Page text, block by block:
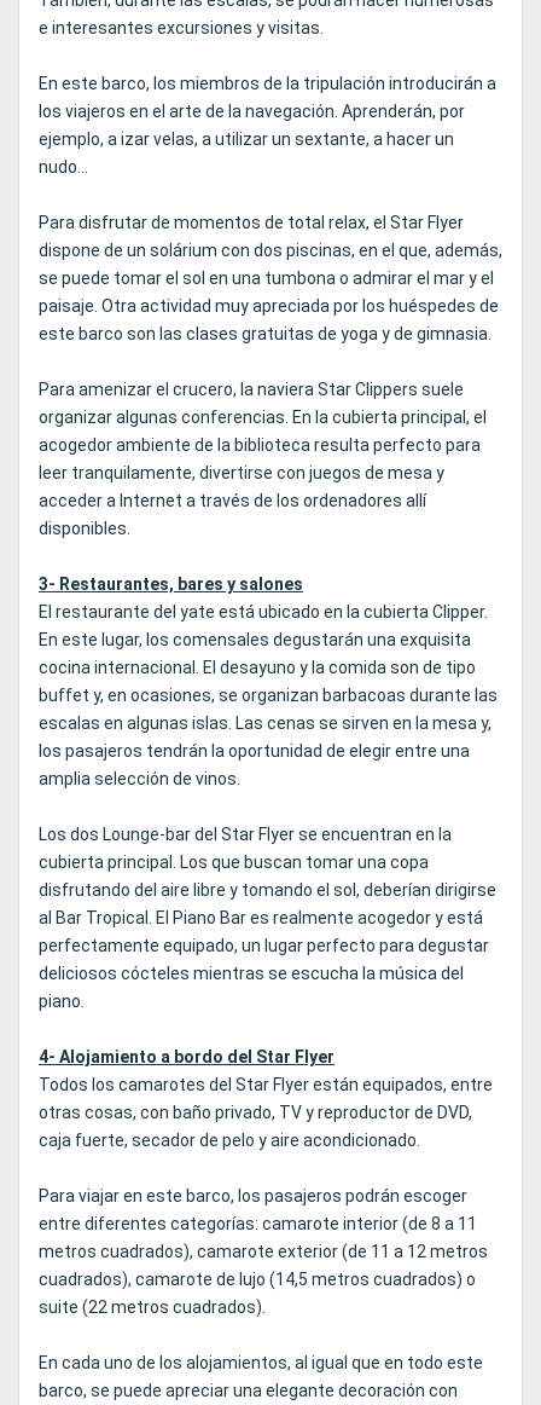
e interesantes excursiones y visitas.
En este barco, los miembros de la tripulación introducirán a
los viajeros en el arte de la navegación. Aprenderán, por
ejemplo, a izar velas, a utilizar un sextante, a hacer un
nudo...
Para disfrutar de momentos de total relax, el Star Flyer
dispone de un solárium con dos piscinas, en el que, además,
se puede tomar el sol en una tumbona o admirar el mar y el
paisaje. Otra actividad muy apreciada por los huéspedes de
este barco son las clases gratuitas de yoga y de gimnasia.
Para amenizar el crucero, la naviera Star Clippers suele
organizar algunas conferencias. En la cubierta principal, el
acogedor ambiente de la biblioteca resulta perfecto para
leer tranquilamente, divertirse con juegos de mesa y
acceder a Internet a través de los ordenadores allí
disponibles.
3- Restaurantes, bares y salones
El restaurante del yate está ubicado en la cubierta Clipper.
En este lugar, los comensales degustarán una exquisita
cocina internacional. El desayuno y la comida son de tipo
buffet y, en ocasiones, se organizan barbacoas durante las
escalas en algunas islas. Las cenas se sirven en la mesa y,
los pasajeros tendrán la oportunidad de elegir entre una
amplia selección de vinos.
Los dos Lounge-bar del Star Flyer se encuentran en la
cubierta principal. Los que buscan tomar una copa
disfrutando del aire libre y tomando el sol, deberían dirigirse
al Bar Tropical. El Piano Bar es realmente acogedor y está
perfectamente equipado, un lugar perfecto para degustar
deliciosos cócteles mientras se escucha la música del
piano.
4- Alojamiento a bordo del Star Flyer
Todos los camarotes del Star Flyer están equipados, entre
otras cosas, con baño privado, TV y reproductor de DVD,
caja fuerte, secador de pelo y aire acondicionado.
Para viajar en este barco, los pasajeros podrán escoger
entre diferentes categorías: camarote interior (de 8 a 11
metros cuadrados), camarote exterior (de 11 a 12 metros
cuadrados), camarote de lujo (14,5 metros cuadrados) o
suite (22 metros cuadrados).
En cada uno de los alojamientos, al igual que en todo este
barco, se puede apreciar una elegante decoración con